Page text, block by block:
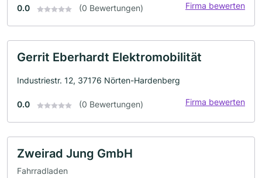
0.0 (0 Bewertungen) Firma bewerten
Gerrit Eberhardt Elektromobilität
Industriestr. 12, 37176 Nörten-Hardenberg
0.0 (0 Bewertungen) Firma bewerten
Zweirad Jung GmbH
Fahrradladen